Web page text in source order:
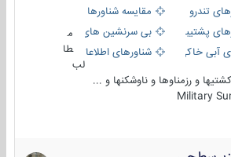
تندرو
مقایسه شناورها
پشتیبانی
بی سرنشین های دریایی
خاکی و نیروبرشناورهای اطلاعاتی و جاسوسی
طا
لب
و رزمناوها و ناوشکنها و ...
Military